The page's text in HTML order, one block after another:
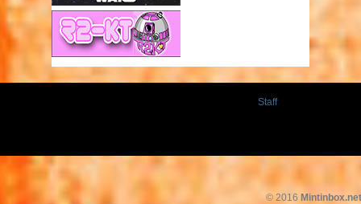
Staff
© 2016 Mintinbox.net